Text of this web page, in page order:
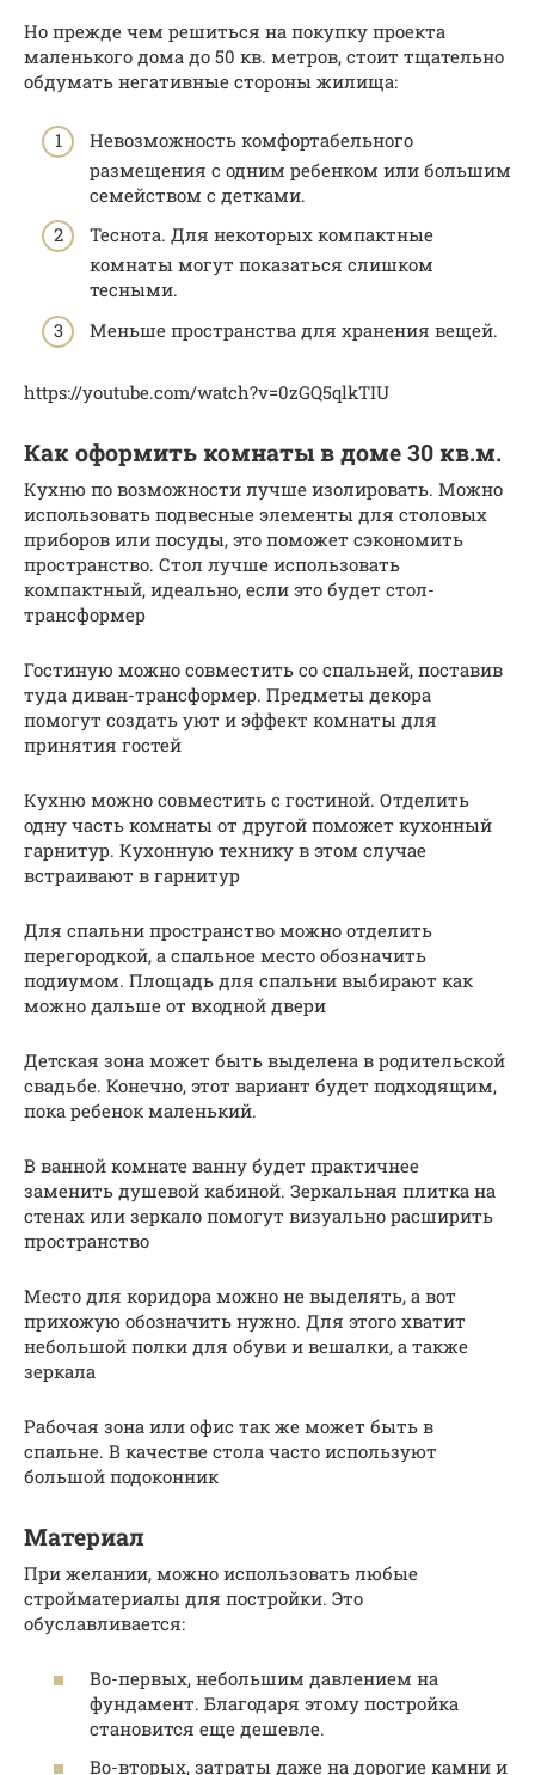
Но прежде чем решиться на покупку проекта
маленького дома до 50 кв. метров, стоит тщательно
обдумать негативные стороны жилища:
Невозможность комфортабельного
размещения с одним ребенком или большим
семейством с детками.
Теснота. Для некоторых компактные
комнаты могут показаться слишком
тесными.
Меньше пространства для хранения вещей.
https://youtube.com/watch?v=0zGQ5qlkTIU
Как оформить комнаты в доме 30 кв.м.
Кухню по возможности лучше изолировать. Можно
использовать подвесные элементы для столовых
приборов или посуды, это поможет сэкономить
пространство. Стол лучше использовать
компактный, идеально, если это будет стол-
трансформер
Гостиную можно совместить со спальней, поставив
туда диван-трансформер. Предметы декора
помогут создать уют и эффект комнаты для
принятия гостей
Кухню можно совместить с гостиной. Отделить
одну часть комнаты от другой поможет кухонный
гарнитур. Кухонную технику в этом случае
встраивают в гарнитур
Для спальни пространство можно отделить
перегородкой, а спальное место обозначить
подиумом. Площадь для спальни выбирают как
можно дальше от входной двери
Детская зона может быть выделена в родительской
свадьбе. Конечно, этот вариант будет подходящим,
пока ребенок маленький.
В ванной комнате ванну будет практичнее
заменить душевой кабиной. Зеркальная плитка на
стенах или зеркало помогут визуально расширить
пространство
Место для коридора можно не выделять, а вот
прихожую обозначить нужно. Для этого хватит
небольшой полки для обуви и вешалки, а также
зеркала
Рабочая зона или офис так же может быть в
спальне. В качестве стола часто используют
большой подоконник
Материал
При желании, можно использовать любые
стройматериалы для постройки. Это
обуславливается:
Во-первых, небольшим давлением на
фундамент. Благодаря этому постройка
становится еще дешевле.
Во-вторых, затраты даже на дорогие камни и